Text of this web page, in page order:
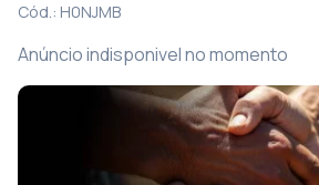
Cód.: H0NJMB
Anúncio indisponivel no momento